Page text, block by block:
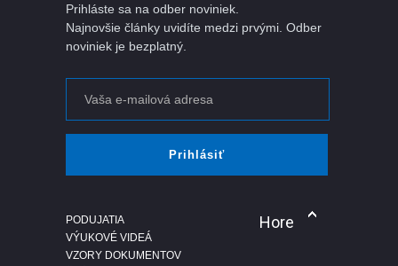
Register jednotiek
ČLÁNKY 02 Aug 2026
21 Jul 2026
Prihláste sa na odber noviniek.
Najnovšie články uvidíte medzi prvými. Odber
noviniek je bezplatný.
Prihlásiť
PODUJATIA
VÝUKOVÉ VIDEÁ
VZORY DOKUMENTOV
Hore